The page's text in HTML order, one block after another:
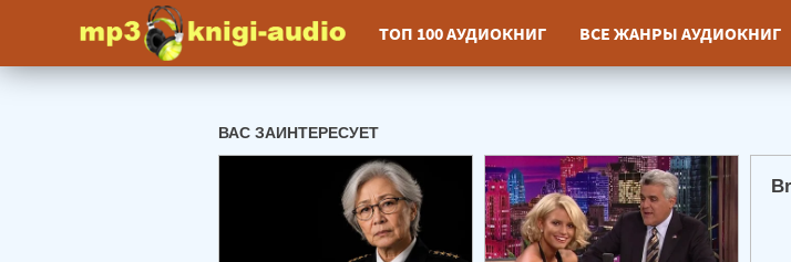
ТОП 100 АУДИОКНИГ ВСЕ ЖАНРЫ АУДИОКНИГ